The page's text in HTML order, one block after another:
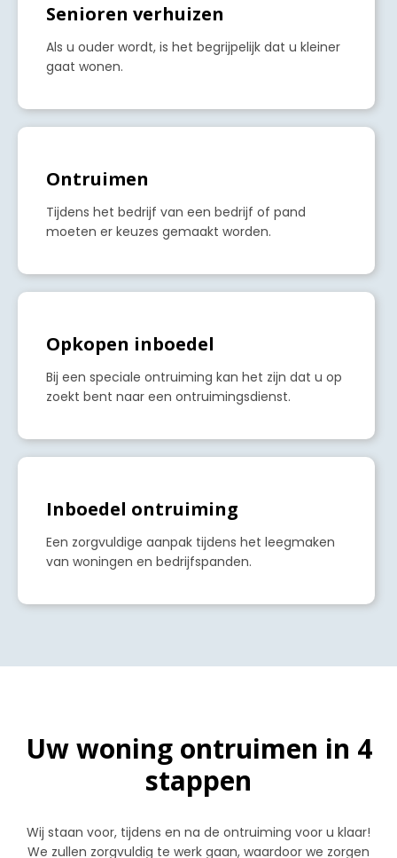
Senioren verhuizen
Als u ouder wordt, is het begrijpelijk dat u kleiner
gaat wonen.
Ontruimen
Tijdens het bedrijf van een bedrijf of pand
moeten er keuzes gemaakt worden.
Opkopen inboedel
Bij een speciale ontruiming kan het zijn dat u op
zoekt bent naar een ontruimingsdienst.
Inboedel ontruiming
Een zorgvuldige aanpak tijdens het leegmaken
van woningen en bedrijfspanden.
Uw woning ontruimen in 4
stappen
Wij staan voor, tijdens en na de ontruiming voor u klaar!
We zullen zorgvuldig te werk gaan, waardoor we zorgen